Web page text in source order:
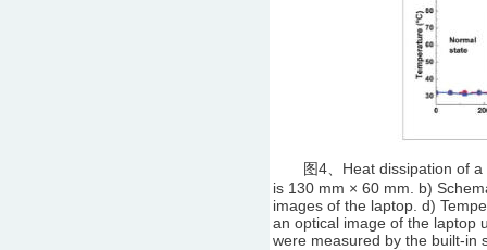
图4、Heat dissipation of a
is 130 mm × 60 mm. b)
images of the laptop. d)
an optical image of the laptop
were measured by the built-in